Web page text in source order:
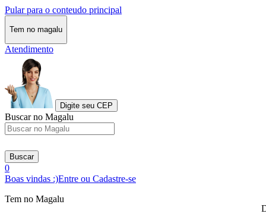
Pular para o conteudo principal
Tem no magalu
Atendimento
Digite seu CEP
Buscar no Magalu
Buscar
0
Boas vindas :)Entre ou Cadastre-se
Tem no Magalu